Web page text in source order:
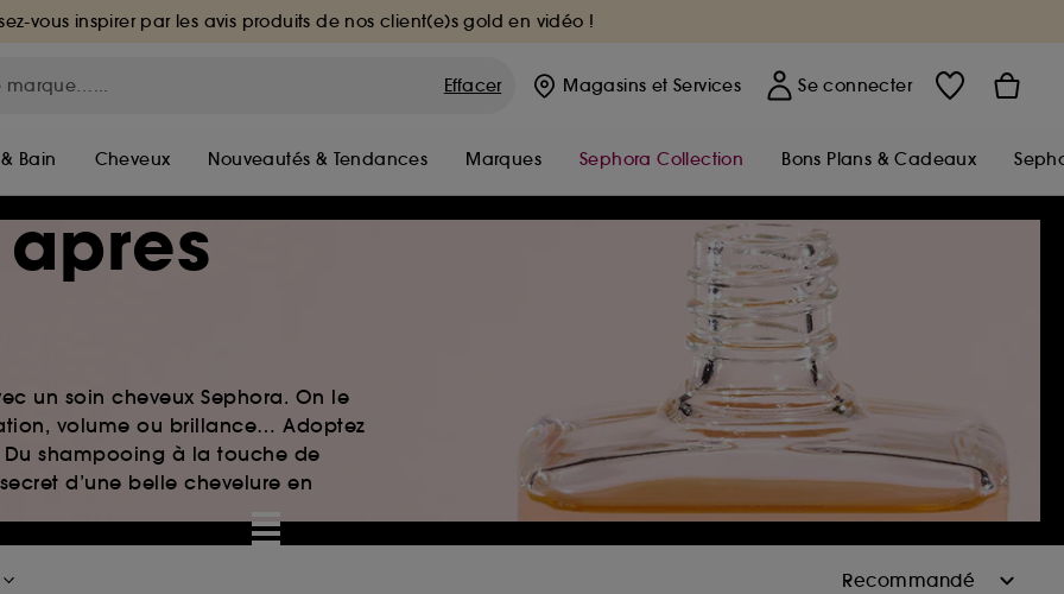
vous inspirer par les avis produits de nos client(e)s gold en vidéo !
Effacer Magasins et Services Se connecter
Bain Cheveux Nouveautés & Tendances Marques Sephora Collection Bons Plans & Cadeaux
un soin cheveux Sephora. On le
volume ou brillance… Adoptez
shampooing à la touche de
d’une belle chevelure en